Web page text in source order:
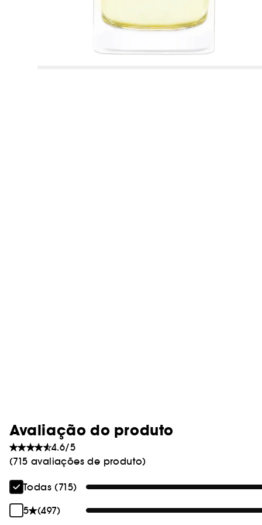
Avaliação do produto
4.6/5
(715 avaliações de produto)
Todas (715)
5
(497)